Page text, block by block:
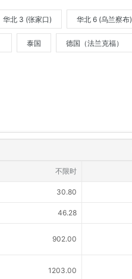
华北 3 (张家口) 华北 6 (乌兰察布)
泰国 德国（法兰克福）
不限时
30.80
46.28
902.00
1203.00